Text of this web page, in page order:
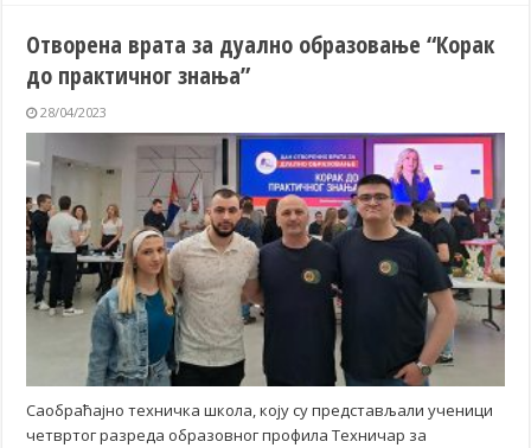
Отворена врата за дуално образовање “Корак
до практичног знања”
28/04/2023
Саобраћајно техничка школа, коју су представљали ученици
четвртог разреда образовног профила Техничар за